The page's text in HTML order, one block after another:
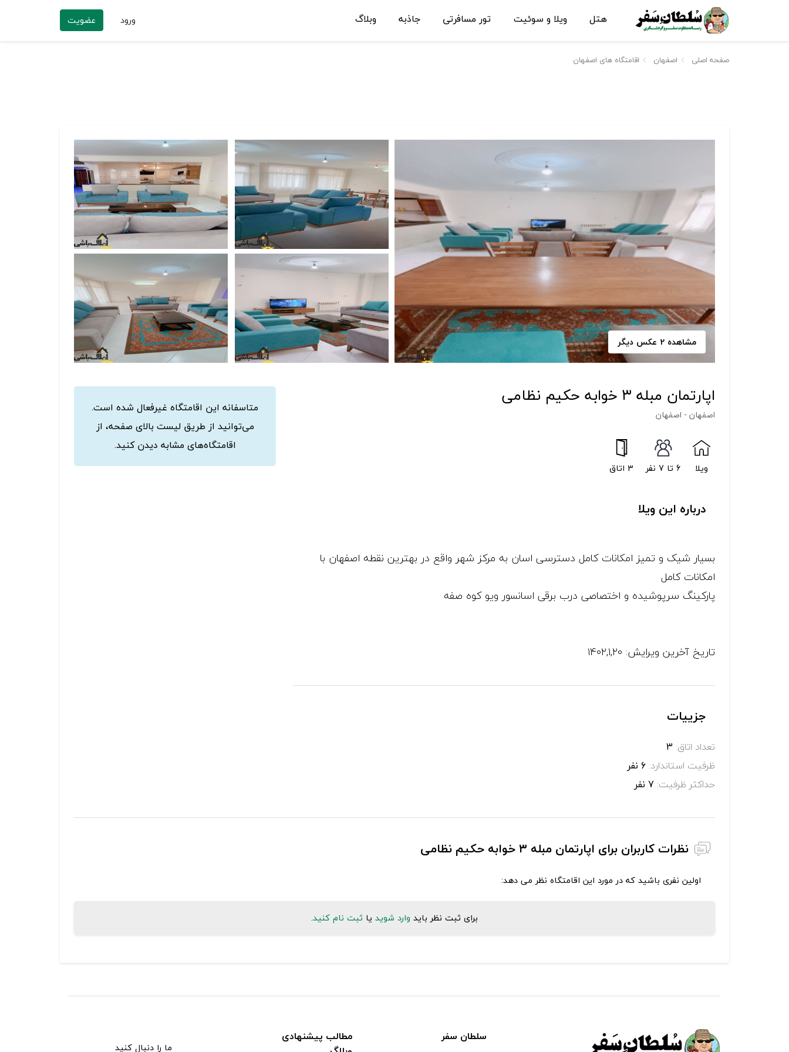
هتل ویلا و سوئیت تور مسافرتی جاذبه وبلاگ ورود عضویت
صفحه اصلی اصفهان اقامتگاه های اصفهان
مشاهده 2 عکس دیگر
اپارتمان مبله ۳ خوابه حکیم نظامی
اصفهان - اصفهان
ویلا 6 تا 7 نفر 3 اتاق
درباره این ویلا
بسیار شیک و تمیز امکانات کامل دسترسی اسان به مرکز شهر واقع در بهترین نقطه اصفهان با
امکانات کامل
پارکینگ سرپوشیده و اختصاصی درب برقی اسانسور ویو کوه صفه
تاریخ آخرین ویرایش: ۱۴۰۲,۱,۲۰
جزییات
تعداد اتاق:
ظرفیت استاندارد:
حداکثر ظرفیت:
متاسفانه این اقامتگاه غیرفعال شده است.
می‌توانید از طریق لیست بالای صفحه، از
اقامتگاه‌های مشابه دیدن کنید.
نظرات کاربران برای اپارتمان مبله ۳ خوابه حکیم نظامی
اولین نفری باشید که در مورد این اقامتگاه نظر می دهد:
برای ثبت نظر باید وارد شوید یا ثبت نام کنید.
سلطان سفر
مطالب پیشنهادی
ما را دنبال کنید